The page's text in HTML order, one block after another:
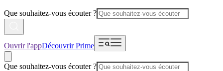
Que souhaitez-vous écouter ?
Ouvrir l'appDécouvrir Prime
Que souhaitez-vous écouter ?